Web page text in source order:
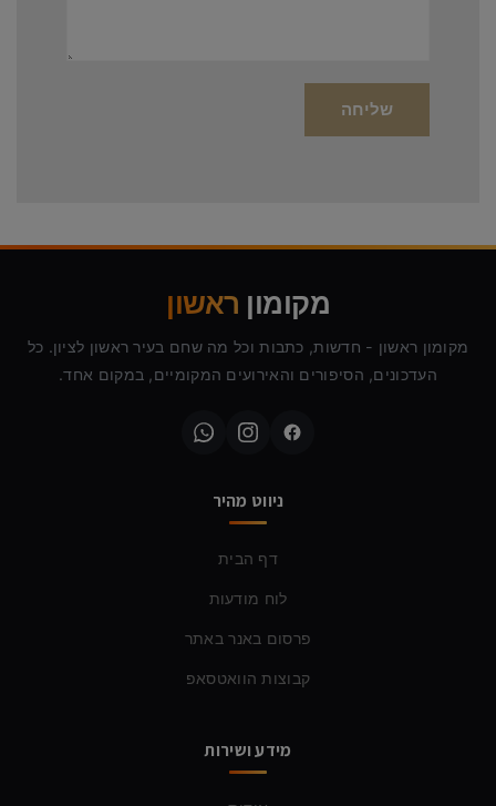
מקומון ראשון
מקומון ראשון - חדשות, כתבות וכל מה שחם בעיר ראשון לציון. כל
העדכונים, הסיפורים והאירועים המקומיים, במקום אחד.
ניווט מהיר
דף הבית
לוח מודעות
פרסום באנר באתר
קבוצות הוואטסאפ
מידע ושירות